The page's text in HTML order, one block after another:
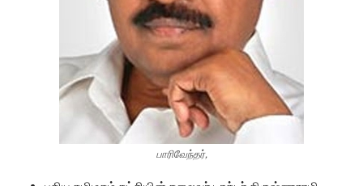
பாரிவேந்தர்,